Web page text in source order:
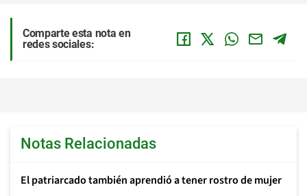
Comparte esta nota en
redes sociales:
Notas Relacionadas
El patriarcado también aprendió a tener rostro de mujer